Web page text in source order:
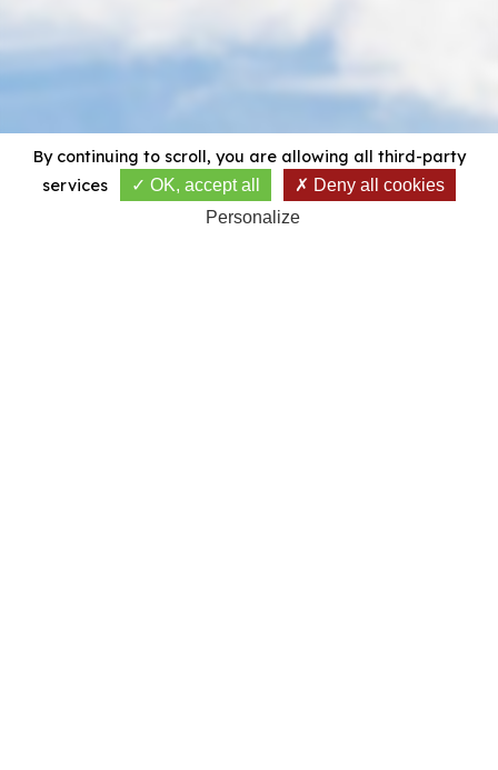
By continuing to scroll, you are allowing all third-party
services
OK, accept all
Deny all cookies
Personalize